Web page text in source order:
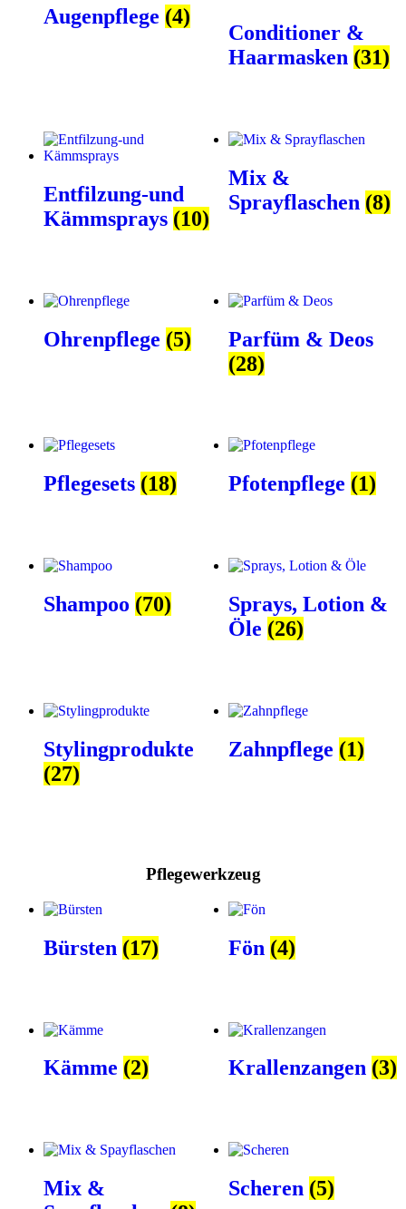
Augenpflege (4)
Conditioner &
Haarmasken (31)
Entfilzung-und
Kämmsprays (10)
Mix &
Sprayflaschen (8)
Ohrenpflege (5)
Parfüm & Deos
(28)
Pflegesets (18) Pfotenpflege (1)
Shampoo (70)
Sprays, Lotion &
Öle (26)
Stylingprodukte
(27)
Zahnpflege (1)
Pflegewerkzeug
Bürsten (17) Fön (4)
Kämme (2) Krallenzangen (3)
Mix &
Scheren (5)